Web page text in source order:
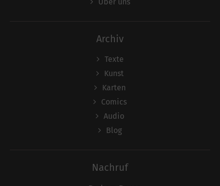
Archiv
Texte
Kunst
Karten
Comics
Audio
Blog
Nachruf